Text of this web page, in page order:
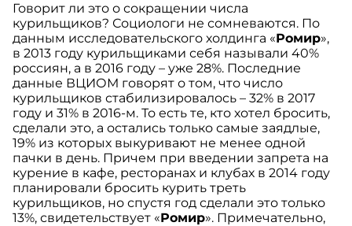
Говорит ли это о сокращении числа
курильщиков? Социологи не сомневаются. По
данным исследовательского холдинга «Ромир»,
в 2013 году курильщиками себя называли 40%
россиян, а в 2016 году – уже 28%. Последние
данные ВЦИОМ говорят о том, что число
курильщиков стабилизировалось – 32% в 2017
году и 31% в 2016-м. То есть те, кто хотел бросить,
сделали это, а остались только самые заядлые,
19% из которых выкуривают не менее одной
пачки в день. Причем при введении запрета на
курение в кафе, ресторанах и клубах в 2014 году
планировали бросить курить треть
курильщиков, но спустя год сделали это только
13%, свидетельствует «Ромир». Примечательно,